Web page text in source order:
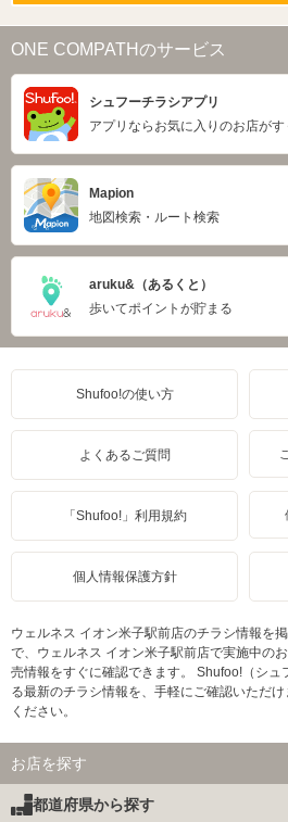
ONE COMPATHのサービス
シュフーチラシアプリ
アプリならお気に入りのお店がす
Mapion
地図検索・ルート検索
aruku&（あるくと）
歩いてポイントが貯まる
Shufoo!の使い方
よくあるご質問
「Shufoo!」利用規約
個人情報保護方針
ウェルネス イオン米子駅前店のチラシ情報を
で、ウェルネス イオン米子駅前店で実施中の
売情報をすぐに確認できます。 Shufoo!（シュ
る最新のチラシ情報を、手軽にご確認いただ
ください。
お店を探す
都道府県から探す